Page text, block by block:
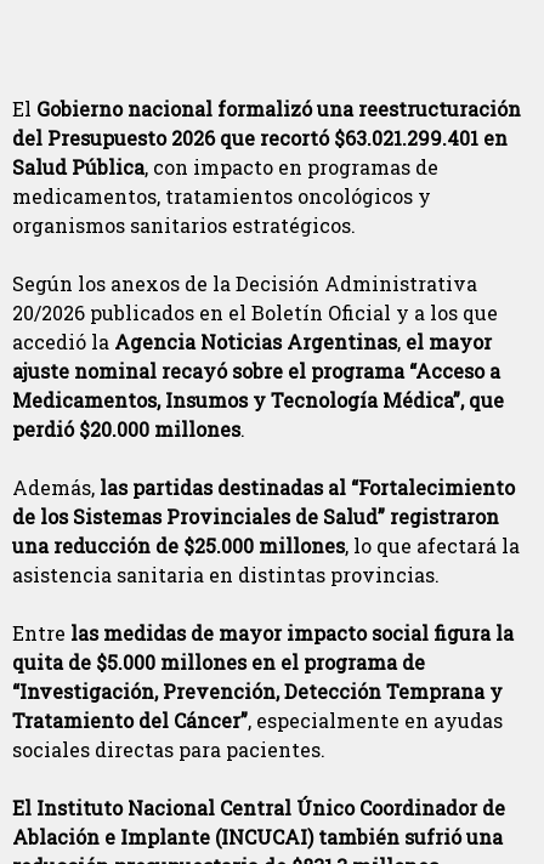
El Gobierno nacional formalizó una reestructuración
del Presupuesto 2026 que recortó $63.021.299.401 en
Salud Pública, con impacto en programas de
medicamentos, tratamientos oncológicos y
organismos sanitarios estratégicos.
Según los anexos de la Decisión Administrativa
20/2026 publicados en el Boletín Oficial y a los que
accedió la Agencia Noticias Argentinas, el mayor
ajuste nominal recayó sobre el programa “Acceso a
Medicamentos, Insumos y Tecnología Médica”, que
perdió $20.000 millones.
Además, las partidas destinadas al “Fortalecimiento
de los Sistemas Provinciales de Salud” registraron
una reducción de $25.000 millones, lo que afectará la
asistencia sanitaria en distintas provincias.
Entre las medidas de mayor impacto social figura la
quita de $5.000 millones en el programa de
“Investigación, Prevención, Detección Temprana y
Tratamiento del Cáncer”, especialmente en ayudas
sociales directas para pacientes.
El Instituto Nacional Central Único Coordinador de
Ablación e Implante (INCUCAI) también sufrió una